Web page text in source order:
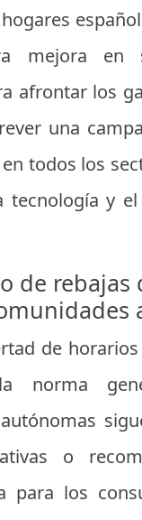
mejora en
afrontar los
una
todos los
tecnología y
de rebajas
de
norma
o
para los